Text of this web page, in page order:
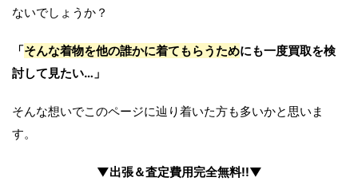
ないでしょうか？
「そんな着物を他の誰かに着てもらうためにも一度買取を検
討して見たい…」
そんな想いでこのページに辿り着いた方も多いかと思いま
す。
▼出張＆査定費用完全無料!!▼